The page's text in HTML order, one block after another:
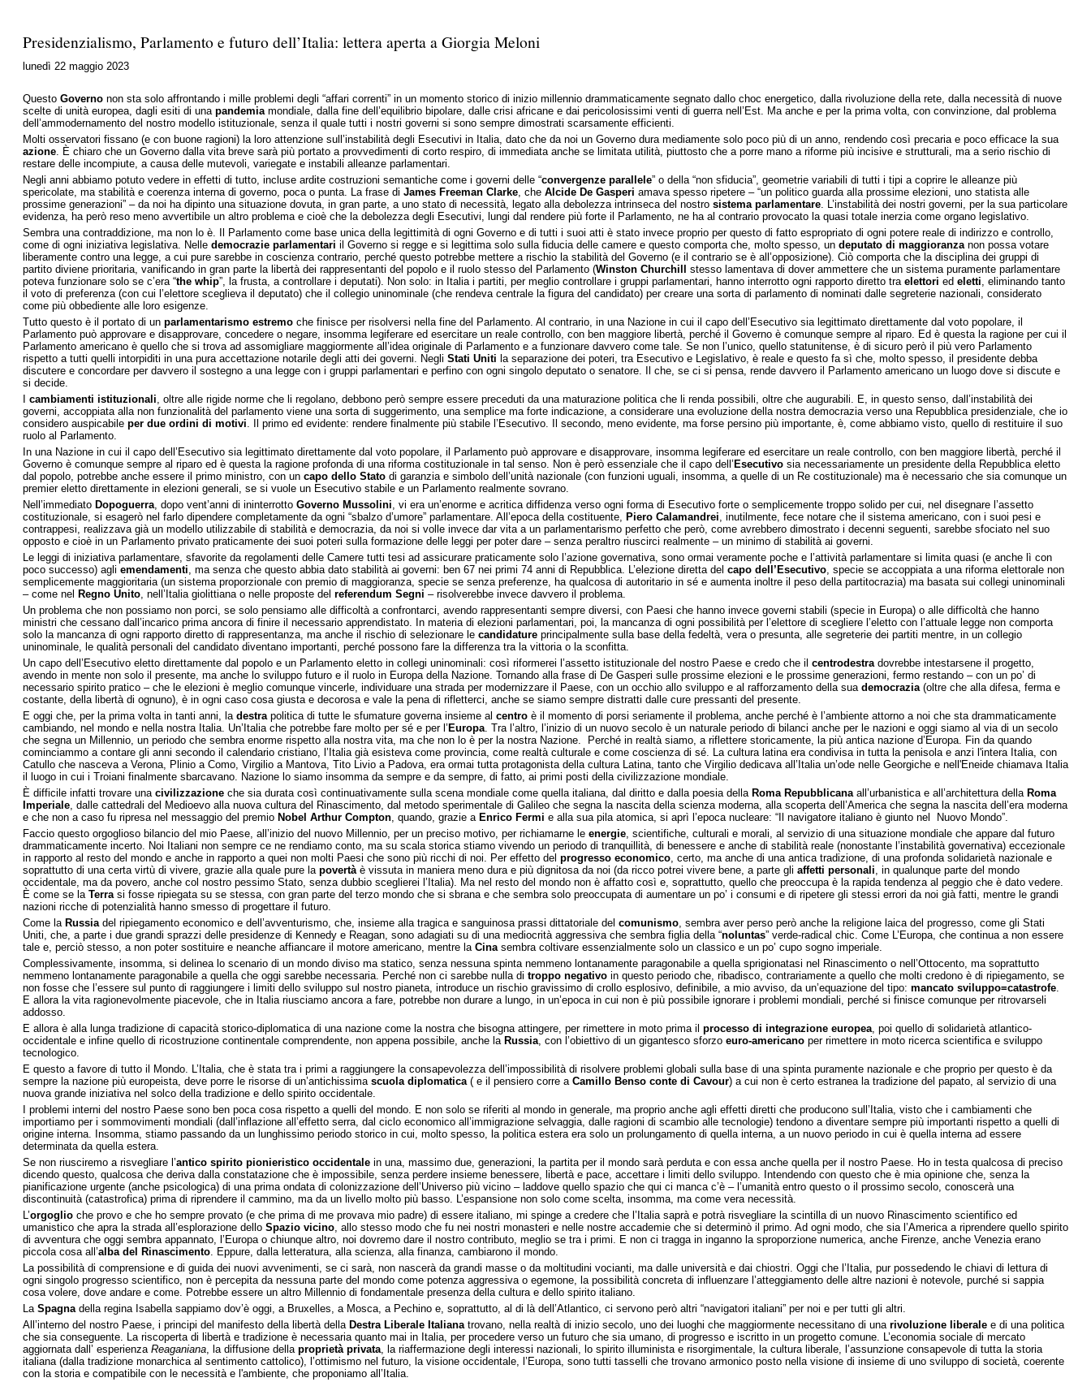
Presidenzialismo, Parlamento e futuro dell’Italia: lettera aperta a Giorgia Meloni
lunedì 22 maggio 2023
Questo Governo non sta solo affrontando i mille problemi degli “affari correnti” in un momento storico di inizio millennio drammaticamente segnato dallo choc energetico, dalla rivoluzione della rete, dalla necessità di nuove
scelte di unità europea, dagli esiti di una pandemiamondiale, dalla fine dell’equilibrio bipolare, dalle crisi africane e dai pericolosissimi venti di guerra nell’Est. Ma anche e per la prima volta, con convinzione, dal problema
dell’ammodernamento del nostro modello istituzionale, senza il quale tutti i nostri governi si sono sempre dimostrati scarsamente efficienti.
Molti osservatori fissano (e con buone ragioni) la loro attenzione sull’instabilità degli Esecutivi in Italia, dato che da noi un Governo dura mediamente solo poco più di un anno, rendendo così precaria e poco efficace la sua
azione. È chiaro che un Governo dalla vita breve sarà più portato a provvedimenti di corto respiro, di immediata anche se limitata utilità, piuttosto che a porre mano a riforme più incisive e strutturali, ma a serio rischio di
restare delle incompiute, a causa delle mutevoli, variegate e instabili alleanze parlamentari.
Negli anni abbiamo potuto vedere in effetti di tutto, incluse ardite costruzioni semantiche come i governi delle “convergenze parallele” o della “non sfiducia”, geometrie variabili di tutti i tipi a coprire le alleanze più
spericolate, ma stabilità e coerenza interna di governo, poca o punta. La frase di James Freeman Clarke, che Alcide De Gasperi amava spesso ripetere – “un politico guarda alla prossime elezioni, uno statista alle
prossime generazioni” – da noi ha dipinto una situazione dovuta, in gran parte, a uno stato di necessità, legato alla debolezza intrinseca del nostro sistema parlamentare. L’instabilità dei nostri governi, per la sua particolare
evidenza, ha però reso meno avvertibile un altro problema e cioè che la debolezza degli Esecutivi, lungi dal rendere più forte il Parlamento, ne ha al contrario provocato la quasi totale inerzia come organo legislativo.
Sembra una contraddizione, ma non lo è. Il Parlamento come base unica della legittimità di ogni Governo e di tutti i suoi atti è stato invece proprio per questo di fatto espropriato di ogni potere reale di indirizzo e controllo,
come di ogni iniziativa legislativa. Nelle democrazie parlamentari il Governo si regge e si legittima solo sulla fiducia delle camere e questo comporta che, molto spesso, un deputato di maggioranzanon possa votare
liberamente contro una legge, a cui pure sarebbe in coscienza contrario, perché questo potrebbe mettere a rischio la stabilità del Governo (e il contrario se è all’opposizione). Ciò comporta che la disciplina dei gruppi di
partito diviene prioritaria, vanificando in gran parte la libertà dei rappresentanti del popolo e il ruolo stesso del Parlamento (Winston Churchill
stesso lamentava di dover ammettere che un sistema puramente parlamentare
poteva funzionare solo se c’era “the whip”, la frusta, a controllare i deputati). Non solo: in Italia i partiti, per meglio controllare i gruppi parlamentari, hanno interrotto ogni rapporto diretto tra elettori ed eletti, eliminando tanto
il voto di preferenza (con cui l’elettore sceglieva il deputato) che il collegio uninominale (che rendeva centrale la figura del candidato) per creare una sorta di parlamento di nominati dalle segreterie nazionali, considerato
come più obbediente alle loro esigenze.
Tutto questo è il portato di un parlamentarismo estremo che finisce per risolversi nella fine del Parlamento. Al contrario, in una Nazione in cui il capo dell’Esecutivo sia legittimato direttamente dal voto popolare, il
Parlamento può approvare e disapprovare, concedere o negare, insomma legiferare ed esercitare un reale controllo, con ben maggiore libertà, perché il Governo è comunque sempre al riparo. Ed è questa la ragione per cui il
Parlamento americano è quello che si trova ad assomigliare maggiormente all’idea originale di Parlamento e a funzionare davvero come tale. Se non l’unico, quello statunitense, è di sicuro però il più vero Parlamento
rispetto a tutti quelli intorpiditi in una pura accettazione notarile degli atti dei governi. Negli Stati Uniti la separazione dei poteri, tra Esecutivo e Legislativo, è reale e questo fa sì che, molto spesso, il presidente debba
discutere e concordare per davvero il sostegno a una legge con i gruppi parlamentari e perfino con ogni singolo deputato o senatore. Il che, se ci si pensa, rende davvero il Parlamento americano un luogo dove si discute e
si decide.
cambiamenti istituzionali, oltre alle rigide norme che li regolano, debbono però sempre essere preceduti da una maturazione politica che li renda possibili, oltre che augurabili. E, in questo senso, dall’instabilità dei
governi, accoppiata alla non funzionalità del parlamento viene una sorta di suggerimento, una semplice ma forte indicazione, a considerare una evoluzione della nostra democrazia verso una Repubblica presidenziale, che io
considero auspicabile per due ordini di motivi. Il primo ed evidente: rendere finalmente più stabile l’Esecutivo. Il secondo, meno evidente, ma forse persino più importante, è, come abbiamo visto, quello di restituire il suo
ruolo al Parlamento.
In una Nazione in cui il capo dell’Esecutivo sia legittimato direttamente dal voto popolare, il Parlamento può approvare e disapprovare, insomma legiferare ed esercitare un reale controllo, con ben maggiore libertà, perché il
Governo è comunque sempre al riparo ed è questa la ragione profonda di una riforma costituzionale in tal senso. Non è però essenziale che il capo dell’ Esecutivo sia necessariamente un presidente della Repubblica eletto
dal popolo, potrebbe anche essere il primo ministro, con un capo dello Stato di garanzia e simbolo dell’unità nazionale (con funzioni uguali, insomma, a quelle di un Re costituzionale) ma è necessario che sia comunque un
premier eletto direttamente in elezioni generali, se si vuole un Esecutivo stabile e un Parlamento realmente sovrano.
Nell’immediato Dopoguerra, dopo vent’anni di ininterrotto Governo Mussolini, vi era un’enorme e acritica diffidenza verso ogni forma di Esecutivo forte o semplicemente troppo solido per cui, nel disegnare l’assetto
costituzionale, si esagerò nel farlo dipendere completamente da ogni “sbalzo d’umore” parlamentare. All’epoca della costituente, Piero Calamandrei, inutilmente, fece notare che il sistema americano, con i suoi pesi e
contrappesi, realizzava già un modello utilizzabile di stabilità e democrazia, da noi si volle invece dar vita a un parlamentarismo perfetto che però, come avrebbero dimostrato i decenni seguenti, sarebbe sfociato nel suo
opposto e cioè in un Parlamento privato praticamente dei suoi poteri sulla formazione delle leggi per poter dare – senza peraltro riuscirci realmente – un minimo di stabilità ai governi.
Le leggi di iniziativa parlamentare, sfavorite da regolamenti delle Camere tutti tesi ad assicurare praticamente solo l’azione governativa, sono ormai veramente poche e l’attività parlamentare si limita quasi (e anche lì con
poco successo) agli emendamenti, ma senza che questo abbia dato stabilità ai governi: ben 67 nei primi 74 anni di Repubblica. L’elezione diretta del capo dell’Esecutivo, specie se accoppiata a una riforma elettorale non
semplicemente maggioritaria (un sistema proporzionale con premio di maggioranza, specie se senza preferenze, ha qualcosa di autoritario in sé e aumenta inoltre il peso della partitocrazia) ma basata sui collegi uninominali
– come nel Regno Unito, nell’Italia giolittiana o nelle proposte del referendum Segni – risolverebbe invece davvero il problema.
Un problema che non possiamo non porci, se solo pensiamo alle difficoltà a confrontarci, avendo rappresentanti sempre diversi, con Paesi che hanno invece governi stabili (specie in Europa) o alle difficoltà che hanno
ministri che cessano dall’incarico prima ancora di finire il necessario apprendistato. In materia di elezioni parlamentari, poi, la mancanza di ogni possibilità per l’elettore di scegliere l’eletto con l’attuale legge non comporta
solo la mancanza di ogni rapporto diretto di rappresentanza, ma anche il rischio di selezionare le candidature principalmente sulla base della fedeltà, vera o presunta, alle segreterie dei partiti mentre, in un collegio
uninominale, le qualità personali del candidato diventano importanti, perché possono fare la differenza tra la vittoria o la sconfitta.
Un capo dell’Esecutivo eletto direttamente dal popolo e un Parlamento eletto in collegi uninominali: così riformerei l’assetto istituzionale del nostro Paese e credo che il centrodestradovrebbe intestarsene il progetto,
avendo in mente non solo il presente, ma anche lo sviluppo futuro e il ruolo in Europa della Nazione. Tornando alla frase di De Gasperi sulle prossime elezioni e le prossime generazioni, fermo restando – con un po’ di
necessario spirito pratico – che le elezioni è meglio comunque vincerle, individuare una strada per modernizzare il Paese, con un occhio allo sviluppo e al rafforzamento della sua democrazia(oltre che alla difesa, ferma e
costante, della libertà di ognuno), è in ogni caso cosa giusta e decorosa e vale la pena di rifletterci, anche se siamo sempre distratti dalle cure pressanti del presente.
E oggi che, per la prima volta in tanti anni, la destrapolitica di tutte le sfumature governa insieme al centro è il momento di porsi seriamente il problema, anche perché è l’ambiente attorno a noi che sta drammaticamente
cambiando, nel mondo e nella nostra Italia. Un’Italia che potrebbe fare molto per sé e per l’ Europa. Tra l’altro, l’inizio di un nuovo secolo è un naturale periodo di bilanci anche per le nazioni e oggi siamo al via di un secolo
che segna un Millennio, un periodo che sembra enorme rispetto alla nostra vita, ma che non lo è per la nostra Nazione. Perché in realtà siamo, a riflettere storicamente, la più antica nazione d’Europa. Fin da quando
cominciammo a contare gli anni secondo il calendario cristiano, l’Italia già esisteva come provincia, come realtà culturale e come coscienza di sé. La cultura latina era condivisa in tutta la penisola e anzi l'intera Italia, con
Catullo che nasceva a Verona, Plinio a Como, Virgilio a Mantova, Tito Livio a Padova, era ormai tutta protagonista della cultura Latina, tanto che Virgilio dedicava all’Italia un’ode nelle Georgiche e nell'Eneide chiamava Italia
il luogo in cui i Troiani finalmente sbarcavano. Nazione lo siamo insomma da sempre e da sempre, di fatto, ai primi posti della civilizzazione mondiale.
È difficile infatti trovare una civilizzazione che sia durata così continuativamente sulla scena mondiale come quella italiana, dal diritto e dalla poesia della Roma Repubblicanaall’urbanistica e all’architettura della Roma
Imperiale, dalle cattedrali del Medioevo alla nuova cultura del Rinascimento, dal metodo sperimentale di Galileo che segna la nascita della scienza moderna, alla scoperta dell’America che segna la nascita dell’era moderna
e che non a caso fu ripresa nel messaggio del premio Nobel Arthur Compton, quando, grazie a Enrico Fermi e alla sua pila atomica, si aprì l’epoca nucleare: “Il navigatore italiano è giunto nel Nuovo Mondo”.
Faccio questo orgoglioso bilancio del mio Paese, all’inizio del nuovo Millennio, per un preciso motivo, per richiamarne le energie, scientifiche, culturali e morali, al servizio di una situazione mondiale che appare dal futuro
drammaticamente incerto. Noi Italiani non sempre ce ne rendiamo conto, ma su scala storica stiamo vivendo un periodo di tranquillità, di benessere e anche di stabilità reale (nonostante l’instabilità governativa) eccezionale
in rapporto al resto del mondo e anche in rapporto a quei non molti Paesi che sono più ricchi di noi. Per effetto del progresso economico, certo, ma anche di una antica tradizione, di una profonda solidarietà nazionale e
soprattutto di una certa virtù di vivere, grazie alla quale pure la povertàè vissuta in maniera meno dura e più dignitosa da noi (da ricco potrei vivere bene, a parte gli affetti personali, in qualunque parte del mondo
occidentale, ma da povero, anche col nostro pessimo Stato, senza dubbio sceglierei l’Italia). Ma nel resto del mondo non è affatto così e, soprattutto, quello che preoccupa è la rapida tendenza al peggio che è dato vedere.
È come se la Terrasi fosse ripiegata su se stessa, con gran parte del terzo mondo che si sbrana e che sembra solo preoccupata di aumentare un po’ i consumi e di ripetere gli stessi errori da noi già fatti, mentre le grandi
nazioni ricche di potenzialità hanno smesso di progettare il futuro.
Come la Russiadel ripiegamento economico e dell’avventurismo, che, insieme alla tragica e sanguinosa prassi dittatoriale del comunismo, sembra aver perso però anche la religione laica del progresso, come gli Stati
Uniti, che, a parte i due grandi sprazzi delle presidenze di Kennedy e Reagan, sono adagiati su di una mediocrità aggressiva che sembra figlia della “noluntas” verde-radical chic. Come L’Europa, che continua a non essere
tale e, perciò stesso, a non poter sostituire e neanche affiancare il motore americano, mentre la Cinasembra coltivare essenzialmente solo un classico e un po’ cupo sogno imperiale.
Complessivamente, insomma, si delinea lo scenario di un mondo diviso ma statico, senza nessuna spinta nemmeno lontanamente paragonabile a quella sprigionatasi nel Rinascimento o nell’Ottocento, ma soprattutto
nemmeno lontanamente paragonabile a quella che oggi sarebbe necessaria. Perché non ci sarebbe nulla di troppo negativo in questo periodo che, ribadisco, contrariamente a quello che molti credono è di ripiegamento, se
non fosse che l’essere sul punto di raggiungere i limiti dello sviluppo sul nostro pianeta, introduce un rischio gravissimo di crollo esplosivo, definibile, a mio avviso, da un’equazione del tipo: mancato sviluppo=catastrofe.
E allora la vita ragionevolmente piacevole, che in Italia riusciamo ancora a fare, potrebbe non durare a lungo, in un’epoca in cui non è più possibile ignorare i problemi mondiali, perché si finisce comunque per ritrovarseli
addosso.
E allora è alla lunga tradizione di capacità storico-diplomatica di una nazione come la nostra che bisogna attingere, per rimettere in moto prima il processo di integrazione europea, poi quello di solidarietà atlantico-
occidentale e infine quello di ricostruzione continentale comprendente, non appena possibile, anche la Russia, con l’obiettivo di un gigantesco sforzo euro-americano per rimettere in moto ricerca scientifica e sviluppo
tecnologico.
E questo a favore di tutto il Mondo. L’Italia, che è stata tra i primi a raggiungere la consapevolezza dell’impossibilità di risolvere problemi globali sulla base di una spinta puramente nazionale e che proprio per questo è da
sempre la nazione più europeista, deve porre le risorse di un’antichissima scuola diplomatica( e il pensiero corre a Camillo Benso conte di Cavour) a cui non è certo estranea la tradizione del papato, al servizio di una
nuova grande iniziativa nel solco della tradizione e dello spirito occidentale.
I problemi interni del nostro Paese sono ben poca cosa rispetto a quelli del mondo. E non solo se riferiti al mondo in generale, ma proprio anche agli effetti diretti che producono sull’Italia, visto che i cambiamenti che
importiamo per i sommovimenti mondiali (dall’inflazione all’effetto serra, dal ciclo economico all’immigrazione selvaggia, dalle ragioni di scambio alle tecnologie) tendono a diventare sempre più importanti rispetto a quelli di
origine interna. Insomma, stiamo passando da un lunghissimo periodo storico in cui, molto spesso, la politica estera era solo un prolungamento di quella interna, a un nuovo periodo in cui è quella interna ad essere
determinata da quella estera.
Se non riusciremo a risvegliare l’antico spirito pionieristico occidentale in una, massimo due, generazioni, la partita per il mondo sarà perduta e con essa anche quella per il nostro Paese. Ho in testa qualcosa di preciso
dicendo questo, qualcosa che deriva dalla constatazione che è impossibile, senza perdere insieme benessere, libertà e pace, accettare i limiti dello sviluppo. Intendendo con questo che è mia opinione che, senza la
pianificazione urgente (anche psicologica) di una prima ondata di colonizzazione dell’Universo più vicino – laddove quello spazio che qui ci manca c’è – l’umanità entro questo o il prossimo secolo, conoscerà una
discontinuità (catastrofica) prima di riprendere il cammino, ma da un livello molto più basso. L’espansione non solo come scelta, insomma, ma come vera necessità.
L’orgoglio che provo e che ho sempre provato (e che prima di me provava mio padre) di essere italiano, mi spinge a credere che l’Italia saprà e potrà risvegliare la scintilla di un nuovo Rinascimento scientifico ed
umanistico che apra la strada all’esplorazione dello Spazio vicino, allo stesso modo che fu nei nostri monasteri e nelle nostre accademie che si determinò il primo. Ad ogni modo, che sia l’America a riprendere quello spirito
di avventura che oggi sembra appannato, l’Europa o chiunque altro, noi dovremo dare il nostro contributo, meglio se tra i primi. E non ci tragga in inganno la sproporzione numerica, anche Firenze, anche Venezia erano
piccola cosa all’alba del Rinascimento. Eppure, dalla letteratura, alla scienza, alla finanza, cambiarono il mondo.
La possibilità di comprensione e di guida dei nuovi avvenimenti, se ci sarà, non nascerà da grandi masse o da moltitudini vocianti, ma dalle università e dai chiostri. Oggi che l’Italia, pur possedendo le chiavi di lettura di
ogni singolo progresso scientifico, non è percepita da nessuna parte del mondo come potenza aggressiva o egemone, la possibilità concreta di influenzare l’atteggiamento delle altre nazioni è notevole, purché si sappia
cosa volere, dove andare e come. Potrebbe essere un altro Millennio di fondamentale presenza della cultura e dello spirito italiano.
La Spagnadella regina Isabella sappiamo dov’è oggi, a Bruxelles, a Mosca, a Pechino e, soprattutto, al di là dell’Atlantico, ci servono però altri “navigatori italiani” per noi e per tutti gli altri.
All’interno del nostro Paese, i principi del manifesto della libertà della Destra Liberale Italianatrovano, nella realtà di inizio secolo, uno dei luoghi che maggiormente necessitano di una rivoluzione liberale e di una politica
che sia conseguente. La riscoperta di libertà e tradizione è necessaria quanto mai in Italia, per procedere verso un futuro che sia umano, di progresso e iscritto in un progetto comune. L’economia sociale di mercato
aggiornata dall’ esperienza Reaganiana, la diffusione della proprietà privata, la riaffermazione degli interessi nazionali, lo spirito illuminista e risorgimentale, la cultura liberale, l’assunzione consapevole di tutta la storia
italiana (dalla tradizione monarchica al sentimento cattolico), l’ottimismo nel futuro, la visione occidentale, l’Europa, sono tutti tasselli che trovano armonico posto nella visione di insieme di uno sviluppo di società, coerente
con la storia e compatibile con le necessità e l'ambiente, che proponiamo all’Italia.